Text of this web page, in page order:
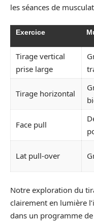
les séances de
Exercice
Tirage vertical
prise large
Tirage horizontal
Face pull
Lat pull-over
Notre exploration du
clairement en lumière
dans un programme de